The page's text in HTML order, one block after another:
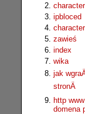
ipbloced
zawieś
index
wika
jak
stronÄ
http
domena